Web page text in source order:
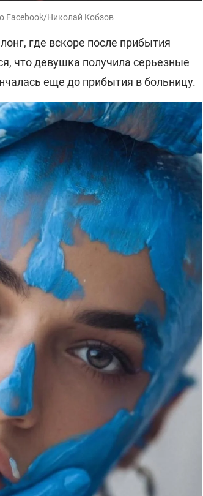
Facebook/Николай Кобзов
где вскоре после прибытия
что девушка получила серьезные
еще до прибытия в больницу.